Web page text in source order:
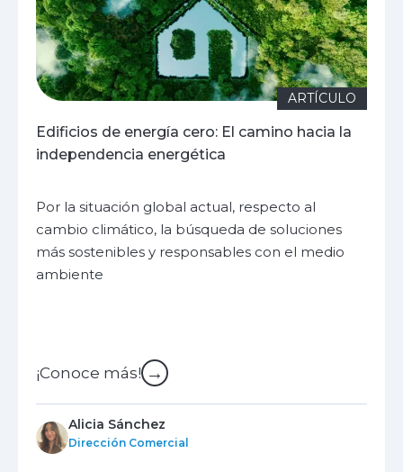
ARTÍCULO
Edificios de energía cero: El camino hacia la
independencia energética
Por la situación global actual, respecto al
cambio climático, la búsqueda de soluciones
más sostenibles y responsables con el medio
ambiente
¡Conoce más! →
Alicia Sánchez
Dirección Comercial